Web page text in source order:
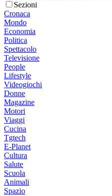
Sezioni
Cronaca
Mondo
Economia
Politica
Spettacolo
Televisione
People
Lifestyle
Videogiochi
Donne
Magazine
Motori
Viaggi
Cucina
Tgtech
E-Planet
Cultura
Salute
Scuola
Animali
Spazio